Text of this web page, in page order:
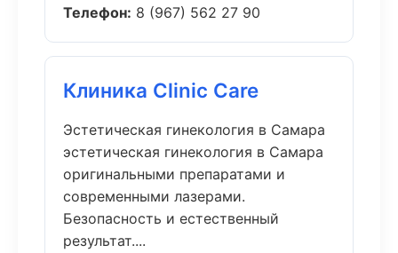
Телефон: 8 (967) 562 27 90
Клиника Clinic Care
Эстетическая гинекология в Самара
эстетическая гинекология в Самара
оригинальными препаратами и
современными лазерами.
Безопасность и естественный
результат....